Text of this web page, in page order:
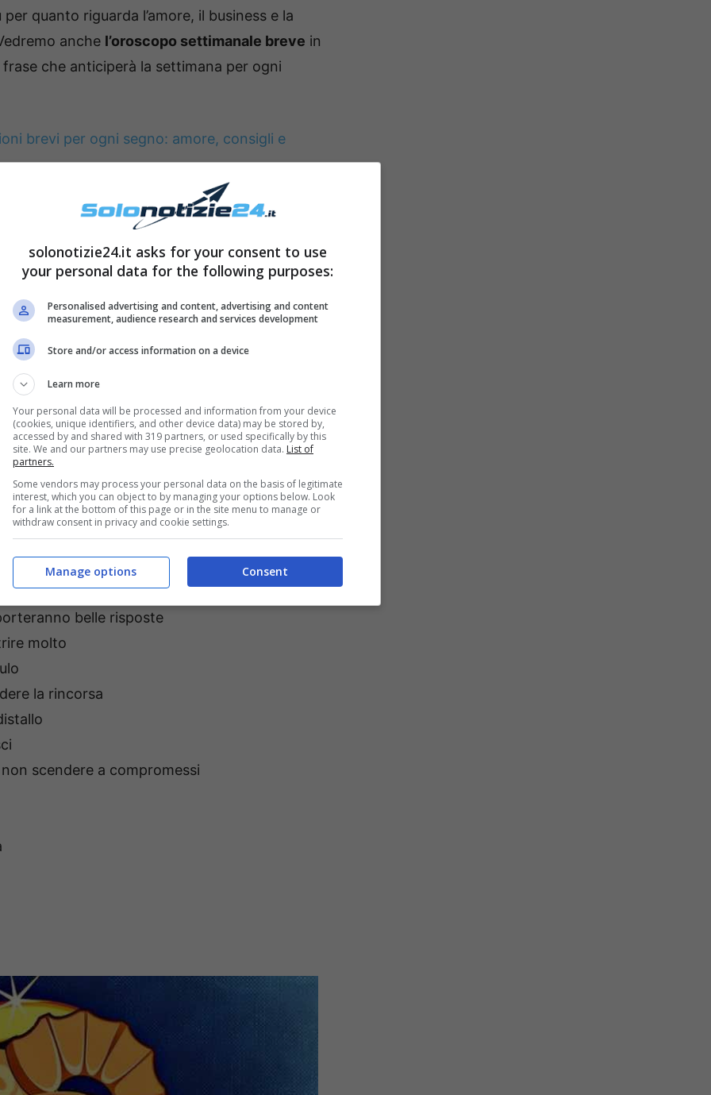
quanto riguarda l’amore, il business e la
anche l’oroscopo settimanale breve in
che anticiperà la settimana per ogni
brevi per ogni segno: amore, consigli e
breve
capiranno da una semplice frase o parola
al proprio segno. Sta quindi a chi leggere
quella frase per capire dove andrà a parare la
L’interpretazione è ovviamente libera e
accadrà
belle risposte
molto
la rincorsa
scendere a compromessi
solonotizie24.it asks for your consent to use
your personal data for the following purposes:
Personalised advertising and content, advertising and content
measurement, audience research and services development
Store and/or access information on a device
Learn more
Your personal data will be processed and information from your device
(cookies, unique identifiers, and other device data) may be stored by,
accessed by and shared with 319 partners, or used specifically by this
site. We and our partners may use precise geolocation data. List of
partners.
Some vendors may process your personal data on the basis of legitimate
interest, which you can object to by managing your options below. Look
for a link at the bottom of this page or in the site menu to manage or
withdraw consent in privacy and cookie settings.
Consent
Manage options